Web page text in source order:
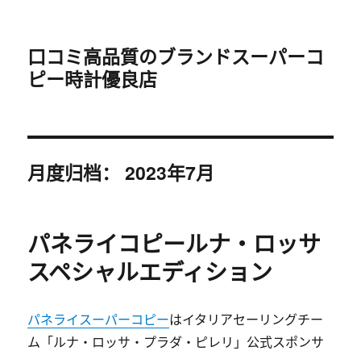
口コミ高品質のブランドスーパーコ
ピー時計優良店
月度归档：2023年7月
パネライコピールナ・ロッサ
スペシャルエディション
パネライスーパーコピーはイタリアセーリングチー
ム「ルナ・ロッサ・プラダ・ピレリ」公式スポンサ